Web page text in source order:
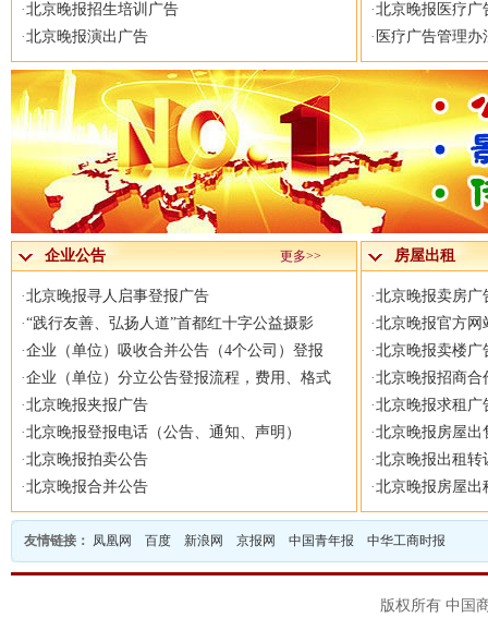
·北京晚报招生培训广告
·北京晚报演出广告
·北京晚报医疗广
· 医疗广告管理办
企业公告 更多>>
·北京晚报寻人启事登报广告
·“践行友善、弘扬人道”首都红十字公益摄影
·企业（单位）吸收合并公告（4个公司）登报
·企业（单位）分立公告登报流程，费用、格式
·北京晚报夹报广告
·北京晚报登报电话（公告、通知、声明）
·北京晚报拍卖公告
·北京晚报合并公告
房屋出租
·北京晚报卖房广
·北京晚报官方网
·北京晚报卖楼广
·北京晚报招商合
·北京晚报求租广
·北京晚报房屋出
·北京晚报出租转
·北京晚报房屋出
友情链接： 凤凰网 百度 新浪网 京报网 中国青年报 中华工商时报
版权所有 中国